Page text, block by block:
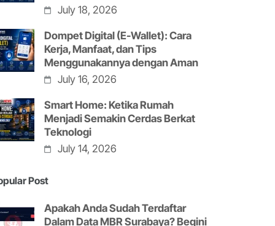
July 18, 2026
Dompet Digital (E-Wallet): Cara
Kerja, Manfaat, dan Tips
Menggunakannya dengan Aman
July 16, 2026
Smart Home: Ketika Rumah
Menjadi Semakin Cerdas Berkat
Teknologi
July 14, 2026
Post
Apakah Anda Sudah Terdaftar
Dalam Data MBR Surabaya? Begini